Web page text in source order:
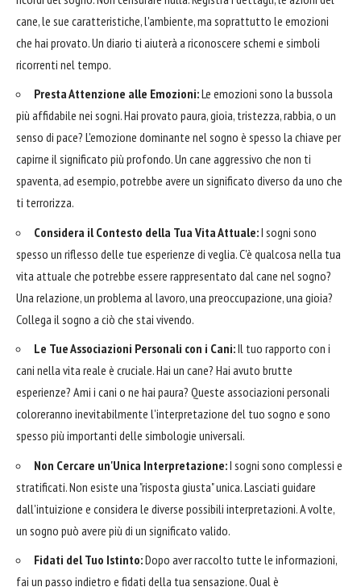
cane, le sue caratteristiche, l'ambiente, ma soprattutto le emozioni
che hai provato. Un diario ti aiuterà a riconoscere schemi e simboli
ricorrenti nel tempo.
Presta Attenzione alle Emozioni:Le emozioni sono la bussola
più affidabile nei sogni. Hai provato paura, gioia, tristezza, rabbia, o un
senso di pace? L'emozione dominante nel sogno è spesso la chiave per
capirne il significato più profondo. Un cane aggressivo che non ti
spaventa, ad esempio, potrebbe avere un significato diverso da uno che
ti terrorizza.
Considera il Contesto della Tua Vita Attuale:I sogni sono
spesso un riflesso delle tue esperienze di veglia. C'è qualcosa nella tua
vita attuale che potrebbe essere rappresentato dal cane nel sogno?
Una relazione, un problema al lavoro, una preoccupazione, una gioia?
Collega il sogno a ciò che stai vivendo.
Le Tue Associazioni Personali con i Cani:Il tuo rapporto con i
cani nella vita reale è cruciale. Hai un cane? Hai avuto brutte
esperienze? Ami i cani o ne hai paura? Queste associazioni personali
coloreranno inevitabilmente l'interpretazione del tuo sogno e sono
spesso più importanti delle simbologie universali.
Non Cercare un'Unica Interpretazione:I sogni sono complessi e
stratificati. Non esiste una "risposta giusta" unica. Lasciati guidare
dall'intuizione e considera le diverse possibili interpretazioni. A volte,
un sogno può avere più di un significato valido.
Fidati del Tuo Istinto:Dopo aver raccolto tutte le informazioni,
fai un passo indietro e fidati della tua sensazione. Qual è